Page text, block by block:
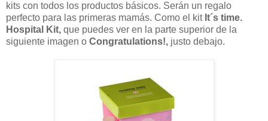
kits con todos los productos básicos. Serán un regalo
perfecto para las primeras mamás. Como el kit It´s time.
Hospital Kit, que puedes ver en la parte superior de la
siguiente imagen o Congratulations!, justo debajo.